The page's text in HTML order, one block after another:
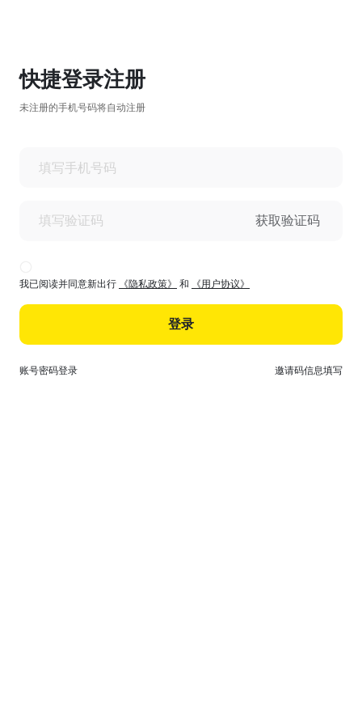
快捷登录注册
未注册的手机号码将自动注册
获取验证码
我已阅读并同意新出行 《隐私政策》 和 《用户协议》
登录
账号密码登录 邀请码信息填写